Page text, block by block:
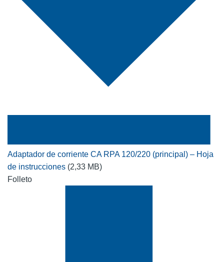
Adaptador de corriente CA RPA 120/220 (principal) – Hoja
de instrucciones (2,33 MB)
Folleto